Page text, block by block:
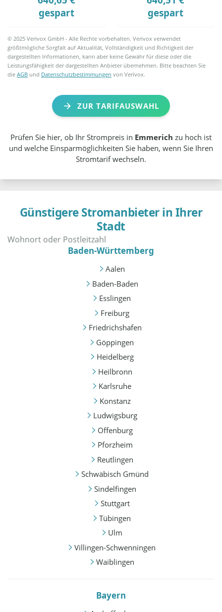
gespart
gespart
© 2025 Verivox GmbH - Alle Rechte vorbehalten. Verivox verwendet
größtmögliche Sorgfalt auf Aktualität, Vollständigkeit und Richtigkeit der
dargestellten Informationen, kann aber keine Gewähr für diese oder die
Leistungsfähigkeit der dargestellten Anbieter übernehmen. Bitte beachten Sie
dieAGB und Datenschutzbestimmungen von Verivox.
ZUR TARIFAUSWAHL
Prüfen Sie hier, ob Ihr Strompreis in Emmerich zu hoch ist
und welche Einsparmöglichkeiten Sie haben, wenn Sie Ihren
Stromtarif wechseln.
Günstigere Stromanbieter in Ihrer
Stadt
Baden-Württemberg
Aalen
Baden-Baden
Esslingen
Freiburg
Friedrichshafen
Göppingen
Heidelberg
Heilbronn
Karlsruhe
Konstanz
Ludwigsburg
Offenburg
Pforzheim
Reutlingen
Schwäbisch Gmünd
Sindelfingen
Stuttgart
Tübingen
Ulm
Villingen-Schwenningen
Waiblingen
Bayern